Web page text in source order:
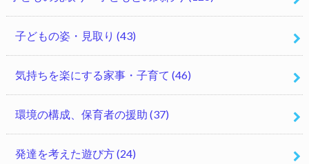
子どもの姿・見取り (43)
気持ちを楽にする家事・子育て (46)
環境の構成、保育者の援助 (37)
発達を考えた遊び方(24)